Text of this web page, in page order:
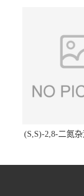
(S,S)-2,8-二氮